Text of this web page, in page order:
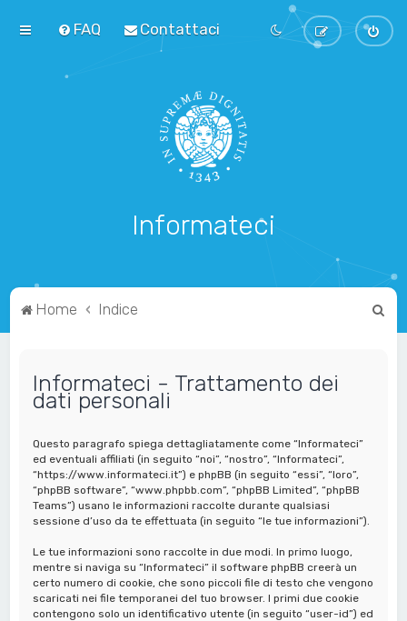
FAQ Contattaci
Informateci
Home Indice
Informateci - Trattamento dei
dati personali
Questo paragrafo spiega dettagliatamente come “Informateci”
ed eventuali affiliati (in seguito “noi”, “nostro”, “Informateci”,
“https://www.informateci.it”) e phpBB (in seguito “essi”, “loro”,
“phpBB software”, “www.phpbb.com”, “phpBB Limited”, “phpBB
Teams”) usano le informazioni raccolte durante qualsiasi
sessione d’uso da te effettuata (in seguito “le tue informazioni”).
Le tue informazioni sono raccolte in due modi. In primo luogo,
mentre si naviga su “Informateci” il software phpBB creerà un
certo numero di cookie, che sono piccoli file di testo che vengono
scaricati nei file temporanei del tuo browser. I primi due cookie
contengono solo un identificativo utente (in seguito “user-id”) ed